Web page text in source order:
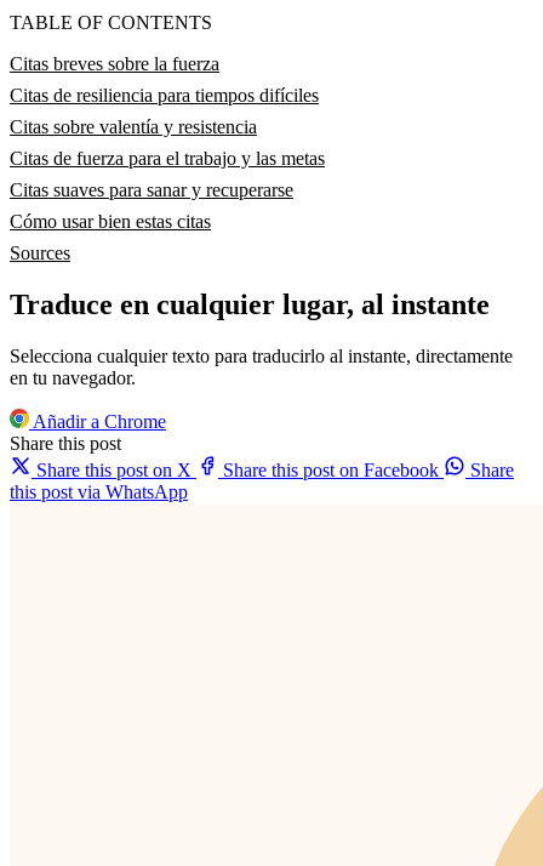
TABLE OF CONTENTS
Citas breves sobre la fuerza
Citas de resiliencia para tiempos difíciles
Citas sobre valentía y resistencia
Citas de fuerza para el trabajo y las metas
Citas suaves para sanar y recuperarse
Cómo usar bien estas citas
Sources
Traduce en cualquier lugar, al instante
Selecciona cualquier texto para traducirlo al instante, directamente
en tu navegador.
Añadir a Chrome
Share this post
Share this post on X
Share this post on Facebook
Share
this post via WhatsApp